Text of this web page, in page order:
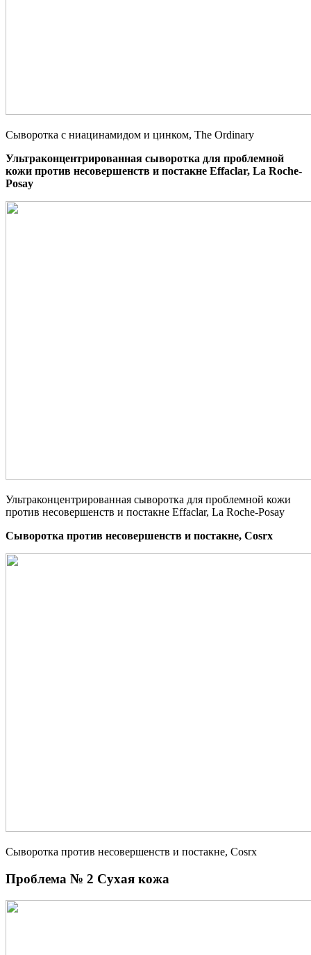
Сыворотка с ниацинамидом и цинком, The Ordinary
Ультраконцентрированная сыворотка для проблемной
кожи против несовершенств и постакне Effaclar, La Roche-
Posay
Ультраконцентрированная сыворотка для проблемной кожи
против несовершенств и постакне Effaclar, La Roche-Posay
Сыворотка против несовершенств и постакне, Cosrx
Сыворотка против несовершенств и постакне, Cosrx
Проблема № 2 Сухая кожа